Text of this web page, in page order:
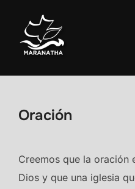
contenido
Oración
Creemos que la oración
Dios y que una iglesia